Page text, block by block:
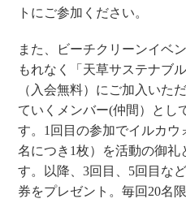
トにご参加ください。
また、ビーチクリーンイベ
もれなく「天草サステナブ
（入会無料）にご加入いた
ていくメンバー(仲間）とし
す。1回目の参加でイルカウ
名につき1枚）を活動の御礼
す。以降、3回目、5回目な
券をプレゼント。毎回20名